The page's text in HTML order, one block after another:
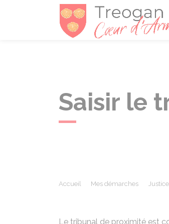
Saisir le
Accueil Mes démarches Justice
Le tribunal de proximité est